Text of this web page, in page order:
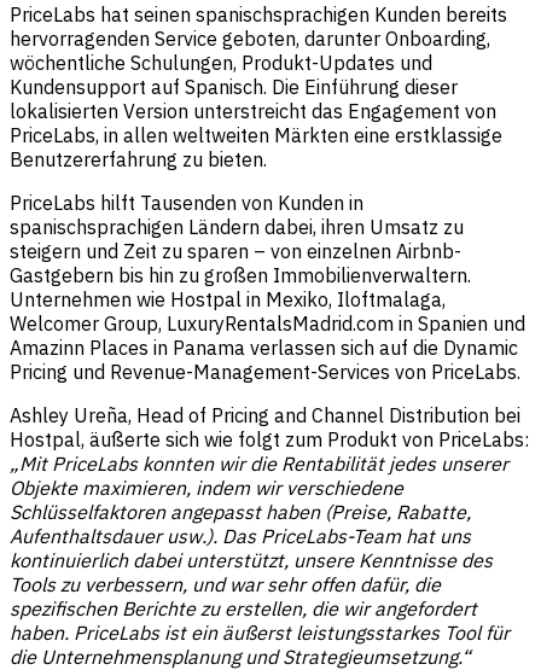
PriceLabs hat seinen spanischsprachigen Kunden bereits
hervorragenden Service geboten, darunter Onboarding,
wöchentliche Schulungen, Produkt-Updates und
Kundensupport auf Spanisch. Die Einführung dieser
lokalisierten Version unterstreicht das Engagement von
PriceLabs, in allen weltweiten Märkten eine erstklassige
Benutzererfahrung zu bieten.
PriceLabs hilft Tausenden von Kunden in
spanischsprachigen Ländern dabei, ihren Umsatz zu
steigern und Zeit zu sparen – von einzelnen Airbnb-
Gastgebern bis hin zu großen Immobilienverwaltern.
Unternehmen wie Hostpal in Mexiko, Iloftmalaga,
Welcomer Group, LuxuryRentalsMadrid.com in Spanien und
Amazinn Places in Panama verlassen sich auf die Dynamic
Pricing und Revenue-Management-Services von PriceLabs.
Ashley Ureña, Head of Pricing and Channel Distribution bei
Hostpal, äußerte sich wie folgt zum Produkt von PriceLabs:
„Mit PriceLabs konnten wir die Rentabilität jedes unserer
Objekte maximieren, indem wir verschiedene
Schlüsselfaktoren angepasst haben (Preise, Rabatte,
Aufenthaltsdauer usw.). Das PriceLabs-Team hat uns
kontinuierlich dabei unterstützt, unsere Kenntnisse des
Tools zu verbessern, und war sehr offen dafür, die
spezifischen Berichte zu erstellen, die wir angefordert
haben. PriceLabs ist ein äußerst leistungsstarkes Tool für
die Unternehmensplanung und Strategieumsetzung.“